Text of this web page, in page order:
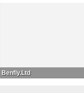
Benfly.Ltd